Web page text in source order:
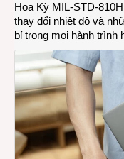
Hoa Kỳ MIL-STD-
thay đổi nhiệt độ và
bỉ trong mọi hành trình